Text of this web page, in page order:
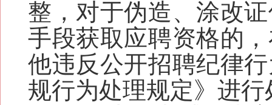
整，对于伪造、涂改
手段获取应聘资格的
他违反公开招聘纪律
规行为处理规定》进行